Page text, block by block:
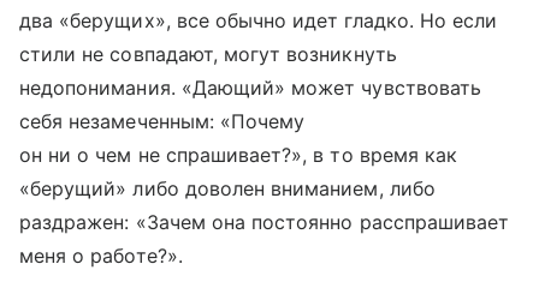
два «берущих», все обычно идет гладко. Но если
стили не совпадают, могут возникнуть
недопонимания. «Дающий» может чувствовать
себя незамеченным: «Почему
он ни о чем не спрашивает?», в то время как
«берущий» либо доволен вниманием, либо
раздражен: «Зачем она постоянно расспрашивает
меня о работе?».